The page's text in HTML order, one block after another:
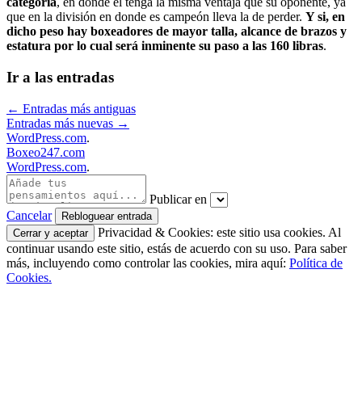
que en la división en donde es campeón lleva la de perder. Y si, en
dicho peso hay boxeadores de mayor talla, alcance de brazos y
estatura por lo cual será inminente su paso a las 160 libras.
Ir a las entradas
← Entradas más antiguas
Entradas más nuevas →
WordPress.com.
Boxeo247.com
WordPress.com.
Publicar en
Cancelar
Privacidad & Cookies: este sitio usa cookies. Al
continuar usando este sitio, estás de acuerdo con su uso. Para saber
más, incluyendo como controlar las cookies, mira aquí: Política de
Cookies.